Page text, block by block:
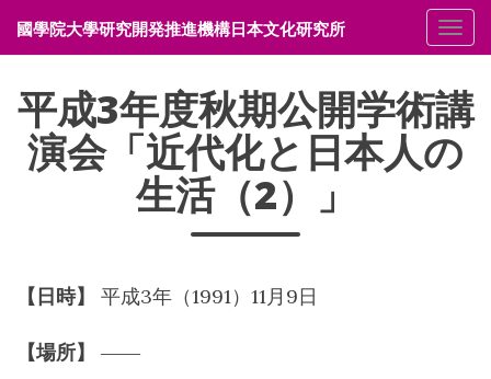
メ
國學院大學研究開発推進機構日本文化研究所
平成3年度秋期公開学術講
演会「近代化と日本人の
生活（2）」
【日時】 平成3年（1991）11月9日
【場所】 ――